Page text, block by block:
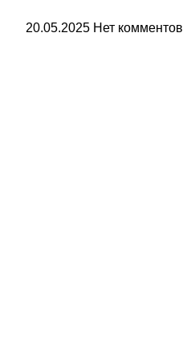
20.05.2025 Нет комментов